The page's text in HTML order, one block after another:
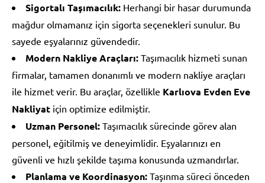
Sigortalı Taşımacılık: Herhangi bir hasar durumunda
mağdur olmamanız için sigorta seçenekleri sunulur. Bu
sayede eşyalarınız güvendedir.
Modern Nakliye Araçları: Taşımacılık hizmeti sunan
firmalar, tamamen donanımlı ve modern nakliye araçları
ile hizmet verir. Bu araçlar, özellikle Karlıova Evden Eve
Nakliyat için optimize edilmiştir.
Uzman Personel: Taşımacılık sürecinde görev alan
personel, eğitilmiş ve deneyimlidir. Eşyalarınızı en
güvenli ve hızlı şekilde taşıma konusunda uzmandırlar.
Planlama ve Koordinasyon: Taşınma süreci önceden